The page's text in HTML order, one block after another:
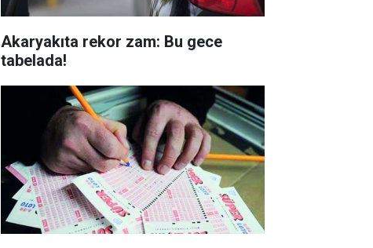
Akaryakıta rekor zam: Bu gece
tabelada!